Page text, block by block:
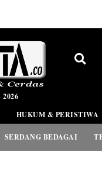
HUKUM & PERISTIWA
SERDANG BEDAGAI